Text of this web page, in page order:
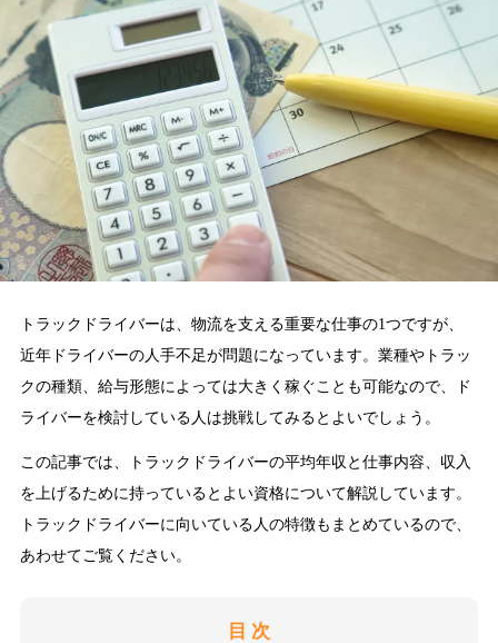
トラックドライバーは、物流を支える重要な仕事の1つですが、
近年ドライバーの人手不足が問題になっています。業種やトラッ
クの種類、給与形態によっては大きく稼ぐことも可能なので、ド
ライバーを検討している人は挑戦してみるとよいでしょう。
この記事では、トラックドライバーの平均年収と仕事内容、収入
を上げるために持っているとよい資格について解説しています。
トラックドライバーに向いている人の特徴もまとめているので、
あわせてご覧ください。
目 次